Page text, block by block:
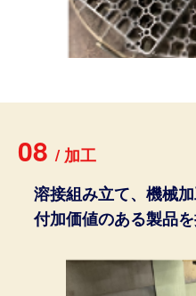
08 / 加工
溶接組み立て、機械
付加価値のある製品